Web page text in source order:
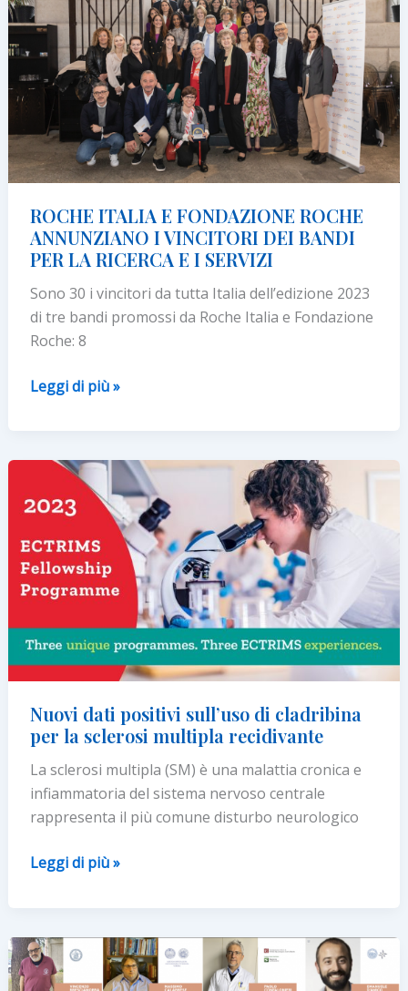
da
spazi
abitativi
pensati
misura”
ROCHE ITALIA E FONDAZIONE ROCHE
ANNUNZIANO I VINCITORI DEI BANDI
PER LA RICERCA E I SERVIZI
Sono 30 i vincitori da tutta Italia dell’edizione 2023
di tre bandi promossi da Roche Italia e Fondazione
Roche: 8
ROCHE
FONDAZIONE
ROCHE
ANNUNZIANO
VINCITORI
DEI
BANDI
PER
LA
RICERCA
I
SERVIZI
Leggi di più »
Nuovi dati positivi sull’uso di cladribina
per la sclerosi multipla recidivante
La sclerosi multipla (SM) è una malattia cronica e
infiammatoria del sistema nervoso centrale
rappresenta il più comune disturbo neurologico
Nuovi
sull’uso
di
cladribina
Leggi di più »